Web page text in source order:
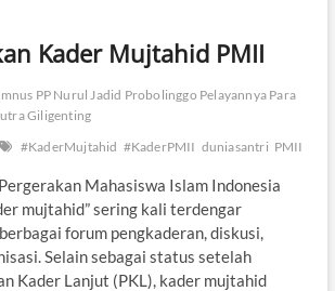
Kader Mujtahid PMII
PP Nurul Jadid Probolinggo Pelayannya Para
Giligenting
#KaderMujtahid #KaderPMII duniasantri PMII
Mahasiswa Islam Indonesia
mujtahid” sering kali terdengar
forum pengkaderan, diskusi,
Selain sebagai status setelah
Kader Lanjut (PKL), kader mujtahid